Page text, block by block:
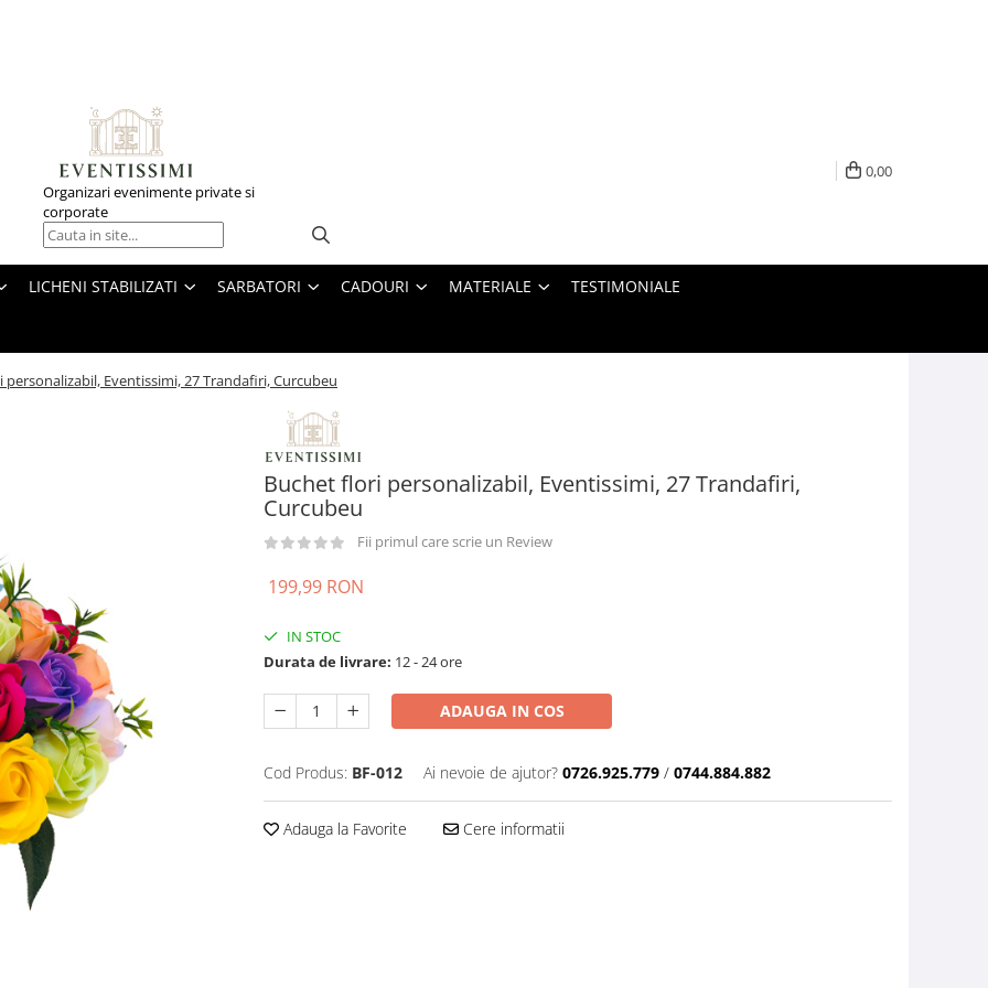
Organizari evenimente private si
corporate
0,00
LICHENI STABILIZATI SARBATORI CADOURI MATERIALE TESTIMONIALE
personalizabil, Eventissimi, 27 Trandafiri, Curcubeu
Buchet flori personalizabil, Eventissimi, 27 Trandafiri,
Curcubeu
Fii primul care scrie un Review
199,99 RON
IN STOC
Durata de livrare: 12 - 24 ore
ADAUGA IN COS
Cod Produs: BF-012 Ai nevoie de ajutor? 0726.925.779 / 0744.884.882
Adauga la Favorite Cere informatii